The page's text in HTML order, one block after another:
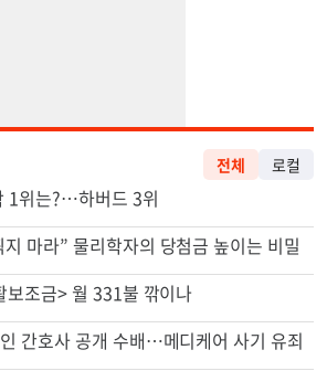
전체 로컬
1위는?…하버드 3위
마라” 물리학자의 당첨금 높이는 비밀
조금> 월 331불 깎이나
간호사 공개 수배…메디케어 사기 유죄